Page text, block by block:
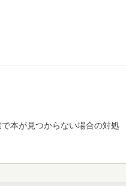
本が見つからない場合の対処